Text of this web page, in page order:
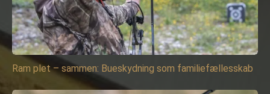
Ram plet – sammen: Bueskydning som familiefællesskab